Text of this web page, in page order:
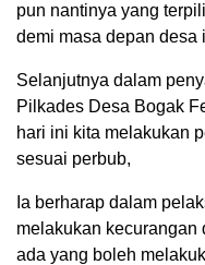
pun nantinya yang
demi masa depan desa
Selanjutnya dalam
Pilkades Desa Bogak
hari ini kita melakukan
sesuai perbub,
Ia berharap dalam
melakukan kecurangan
ada yang boleh